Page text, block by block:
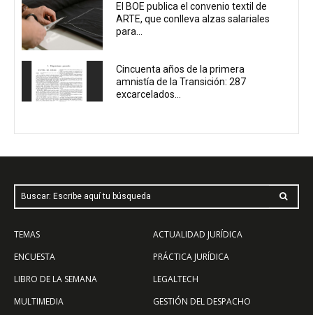
El BOE publica el convenio textil de
ARTE, que conlleva alzas salariales
para...
Cincuenta años de la primera
amnistía de la Transición: 287
excarcelados...
Buscar: Escribe aquí tu búsqueda
TEMAS
ENCUESTA
LIBRO DE LA SEMANA
MULTIMEDIA
ACTUALIDAD JURÍDICA
PRÁCTICA JURÍDICA
LEGALTECH
GESTIÓN DEL DESPACHO